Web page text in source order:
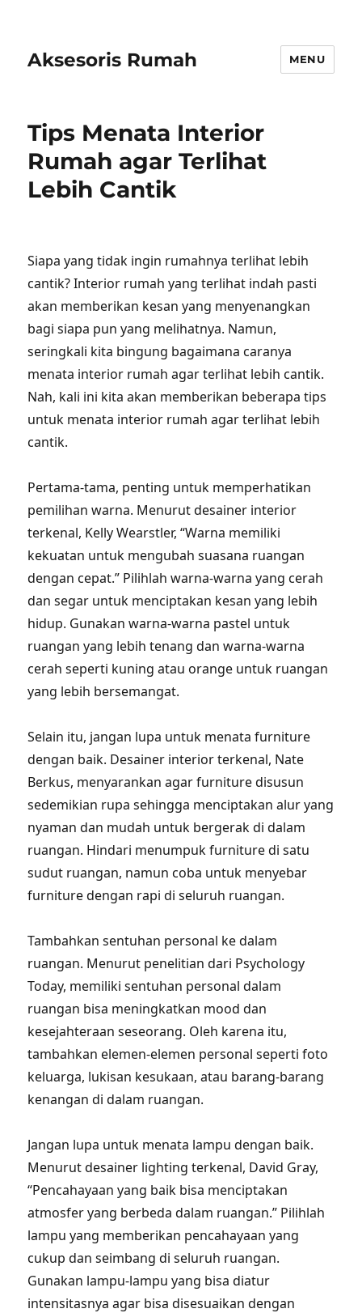
Aksesoris Rumah MENU
Tips Menata Interior
Rumah agar Terlihat
Lebih Cantik
Siapa yang tidak ingin rumahnya terlihat lebih
cantik? Interior rumah yang terlihat indah pasti
akan memberikan kesan yang menyenangkan
bagi siapa pun yang melihatnya. Namun,
seringkali kita bingung bagaimana caranya
menata interior rumah agar terlihat lebih cantik.
Nah, kali ini kita akan memberikan beberapa tips
untuk menata interior rumah agar terlihat lebih
cantik.
Pertama-tama, penting untuk memperhatikan
pemilihan warna. Menurut desainer interior
terkenal, Kelly Wearstler, “Warna memiliki
kekuatan untuk mengubah suasana ruangan
dengan cepat.” Pilihlah warna-warna yang cerah
dan segar untuk menciptakan kesan yang lebih
hidup. Gunakan warna-warna pastel untuk
ruangan yang lebih tenang dan warna-warna
cerah seperti kuning atau orange untuk ruangan
yang lebih bersemangat.
Selain itu, jangan lupa untuk menata furniture
dengan baik. Desainer interior terkenal, Nate
Berkus, menyarankan agar furniture disusun
sedemikian rupa sehingga menciptakan alur yang
nyaman dan mudah untuk bergerak di dalam
ruangan. Hindari menumpuk furniture di satu
sudut ruangan, namun coba untuk menyebar
furniture dengan rapi di seluruh ruangan.
Tambahkan sentuhan personal ke dalam
ruangan. Menurut penelitian dari Psychology
Today, memiliki sentuhan personal dalam
ruangan bisa meningkatkan mood dan
kesejahteraan seseorang. Oleh karena itu,
tambahkan elemen-elemen personal seperti foto
keluarga, lukisan kesukaan, atau barang-barang
kenangan di dalam ruangan.
Jangan lupa untuk menata lampu dengan baik.
Menurut desainer lighting terkenal, David Gray,
“Pencahayaan yang baik bisa menciptakan
atmosfer yang berbeda dalam ruangan.” Pilihlah
lampu yang memberikan pencahayaan yang
cukup dan seimbang di seluruh ruangan.
Gunakan lampu-lampu yang bisa diatur
intensitasnya agar bisa disesuaikan dengan